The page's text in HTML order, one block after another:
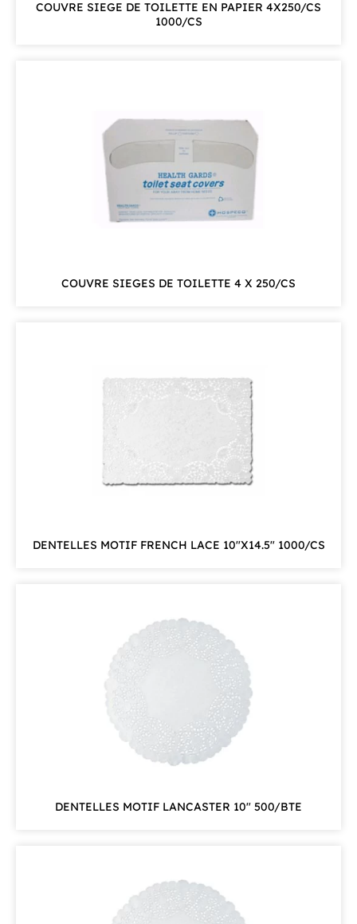
COUVRE SIEGE DE TOILETTE EN PAPIER 4X250/CS
1000/CS
COUVRE SIEGES DE TOILETTE 4 X 250/CS
DENTELLES MOTIF FRENCH LACE 10″X14.5″ 1000/CS
DENTELLES MOTIF LANCASTER 10″ 500/BTE